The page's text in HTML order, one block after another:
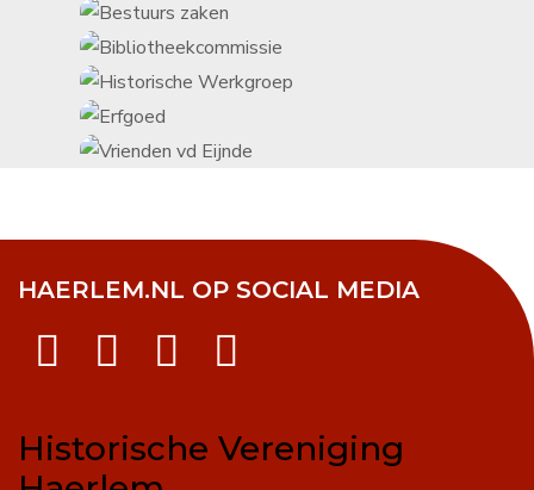
HAERLEM.NL OP SOCIAL MEDIA
Historische Vereniging